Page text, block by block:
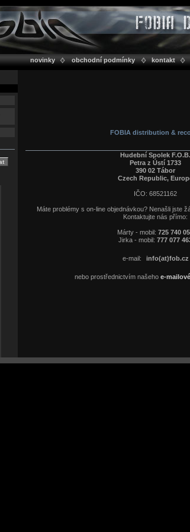
novinky obchodní podmínky kontakt
FOBIA distribution &
Hudební Spolek F.O.B.
Petra z Ústí 1733
390 02 Tábor
Czech Republic,
IČO: 68521162
Máte problémy s on-line objednávkou? Nenašli jste
Kontaktujte nás přímo:
Márty - mobil:725 740
Jirka - mobil:777 077
e-mail: info(at)fob.cz
nebo prostřednictvím našehoe-